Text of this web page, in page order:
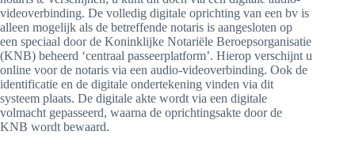
videoverbinding. De volledig digitale oprichting van een bv is
alleen mogelijk als de betreffende notaris is aangesloten op
een speciaal door de Koninklijke Notariële Beroepsorganisatie
(KNB) beheerd ‘centraal passeerplatform’. Hierop verschijnt u
online voor de notaris via een audio-videoverbinding. Ook de
identificatie en de digitale ondertekening vinden via dit
systeem plaats. De digitale akte wordt via een digitale
volmacht gepasseerd, waarna de oprichtingsakte door de
KNB wordt bewaard.